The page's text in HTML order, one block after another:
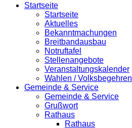
Startseite
Startseite
Aktuelles
Bekanntmachungen
Breitbandausbau
Notruftafel
Stellenangebote
Veranstaltungskalender
Wahlen / Volksbegehren
Gemeinde & Service
Gemeinde & Service
Grußwort
Rathaus
Rathaus